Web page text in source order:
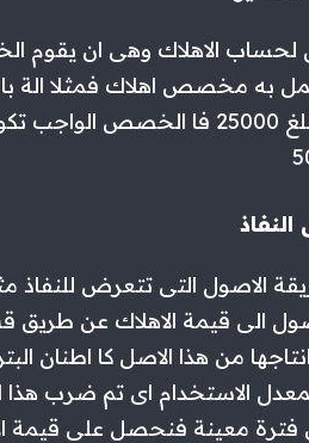
الاهلاك وهى ان يقوم
الاصول التى تتعرض للنفاذ
الى قيمة الاهلاك عن طريق
من هذا الاصل كا اطنان
الاستخدام اى تم ضرب هذا
فترة معينة فنحصل على قيمة